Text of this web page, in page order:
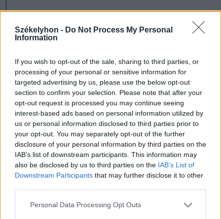
Székelyhon - Do Not Process My Personal
Information
If you wish to opt-out of the sale, sharing to third parties, or
processing of your personal or sensitive information for
targeted advertising by us, please use the below opt-out
section to confirm your selection. Please note that after your
opt-out request is processed you may continue seeing
interest-based ads based on personal information utilized by
us or personal information disclosed to third parties prior to
your opt-out. You may separately opt-out of the further
disclosure of your personal information by third parties on the
IAB’s list of downstream participants. This information may
also be disclosed by us to third parties on the IAB’s List of
Downstream Participants that may further disclose it to other
Personal Data Processing Opt Outs
Reklám
Ezek is érdekelhetik
Székelyhon